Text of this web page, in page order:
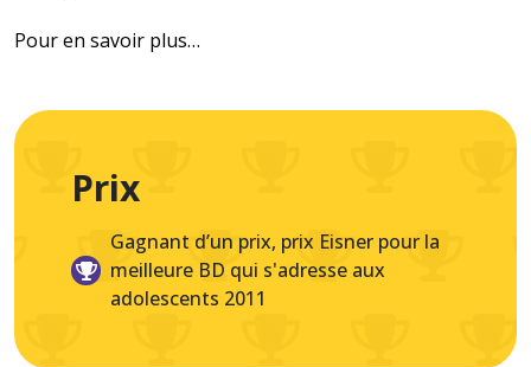
Pour en savoir plus…
Prix
Gagnant d’un prix, prix Eisner pour la
meilleure BD qui s'adresse aux
adolescents 2011